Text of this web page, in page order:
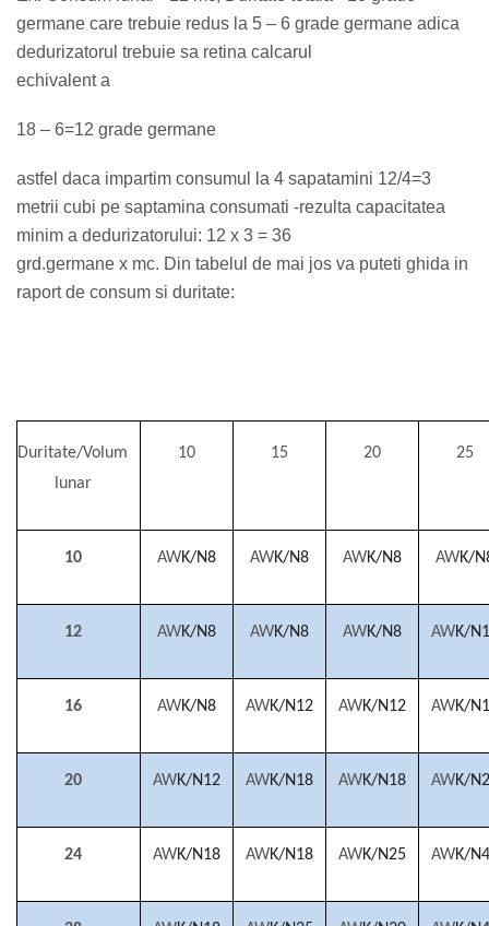
germane care trebuie redus la 5 – 6 grade germane adica
dedurizatorul trebuie sa retina calcarul
echivalent a
18 – 6=12 grade germane
astfel daca impartim consumul la 4 sapatamini 12/4=3
metrii cubi pe saptamina consumati -rezulta capacitatea
minim a dedurizatorului: 12 x 3 = 36
grd.germane x mc. Din tabelul de mai jos va puteti ghida in
raport de consum si duritate:
Duritate/Volum
lunar
10 15 20 25
10 AWK/N8 AWK/N8 AWK/N8 AWK/
12 AWK/N8 AWK/N8 AWK/N8 AWK/
16 AWK/N8 AWK/N12 AWK/N12 AWK/
20 AWK/N12 AWK/N18 AWK/N18 AWK/
24 AWK/N18 AWK/N18 AWK/N25 AWK/